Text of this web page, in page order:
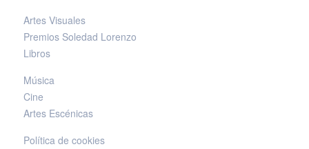
Artes Visuales
Premios Soledad Lorenzo
Libros
Música
Cine
Artes Escénicas
Política de cookies